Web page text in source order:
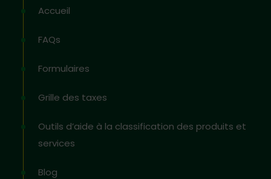
Accueil
FAQs
Formulaires
Grille des taxes
Outils d’aide à la classification des produits et
services
Blog